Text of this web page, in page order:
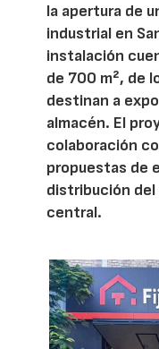
la apertura de
industrial en
instalación
de 700 m², de
destinan a
almacén. El
colaboración
propuestas de
distribución del
central.